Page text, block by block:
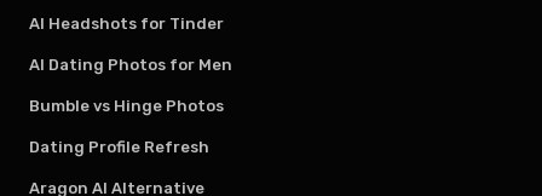
AI Headshots for Tinder
AI Dating Photos for Men
Bumble vs Hinge Photos
Dating Profile Refresh
Aragon AI Alternative